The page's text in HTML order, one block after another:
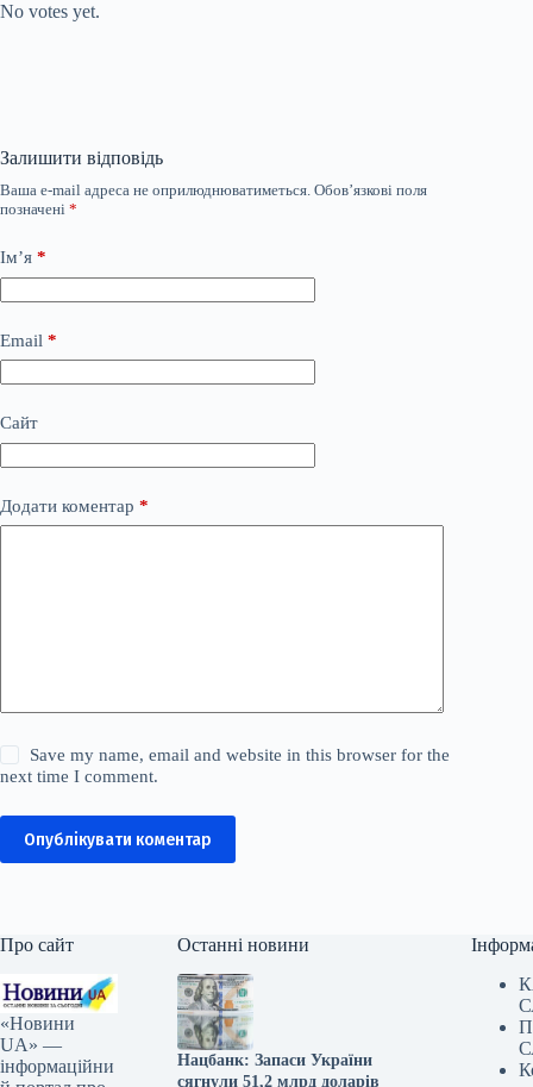
No votes yet.
Залишити відповідь
Ваша e-mail адреса не оприлюднюватиметься. Обов’язкові поля
позначені *
Ім’я *
Email *
Сайт
Додати коментар *
Save my name, email and website in this browser for the
next time I comment.
Опублікувати коментар
Про сайт
«Новини
UA» —
інформаційни
Останні новини
Нацбанк: Запаси України
сягнули 51,2 млрд доларів